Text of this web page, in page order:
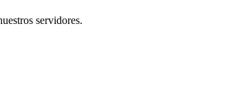
servidores.